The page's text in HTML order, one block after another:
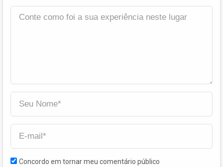
Concordo em tornar meu comentário público